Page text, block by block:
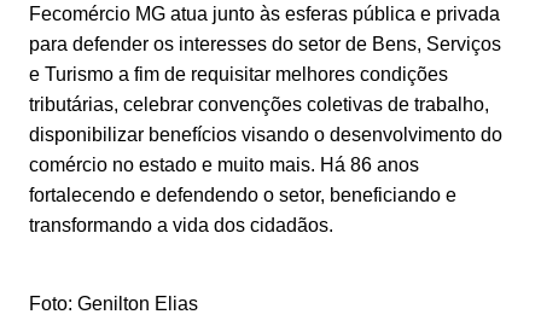
Fecomércio MG atua junto às esferas pública e privada
para defender os interesses do setor de Bens, Serviços
e Turismo a fim de requisitar melhores condições
tributárias, celebrar convenções coletivas de trabalho,
disponibilizar benefícios visando o desenvolvimento do
comércio no estado e muito mais. Há 86 anos
fortalecendo e defendendo o setor, beneficiando e
transformando a vida dos cidadãos.
Foto: Genilton Elias